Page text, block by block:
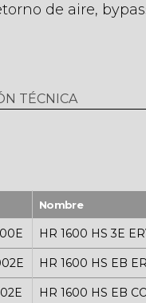
de aire,
177 Pa
de conductos de
TÉCNICA
Nombre
HR 1600 HS 3E
HR 1600 HS EB
HR 1600 HS EB